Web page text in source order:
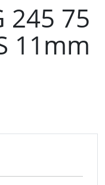
245 75
11mm